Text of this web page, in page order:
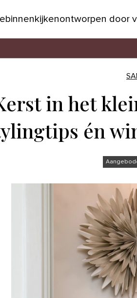
binnenkijkenontworpen door
in het
én